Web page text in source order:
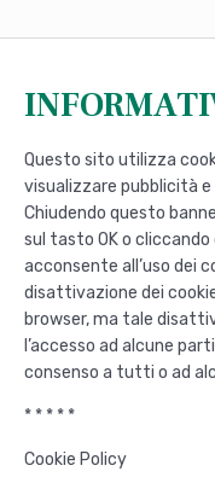
Questo sito utilizza
visualizzare pubblicità e
Chiudendo questo
sul tasto OK o
acconsente all’uso dei
disattivazione dei
browser, ma tale
l’accesso ad alcune
consenso a tutti o ad
* * * * *
Cookie Policy